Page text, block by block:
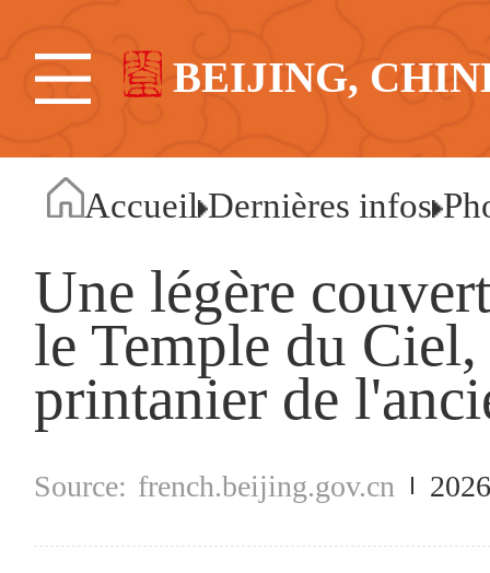
BEIJING,
Accueil Dernières infos
Une légère
le Temple du
printanier de
french.beijing.gov.cn